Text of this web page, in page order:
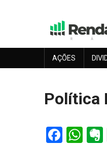
Renda Mensal
Seu dinheiro
AÇÕES
Política